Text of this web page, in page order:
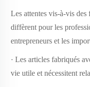
Les attentes vis-à-vis
diffèrent pour les
entrepreneurs et les
· Les articles fabriqués
vie utile et nécessitent